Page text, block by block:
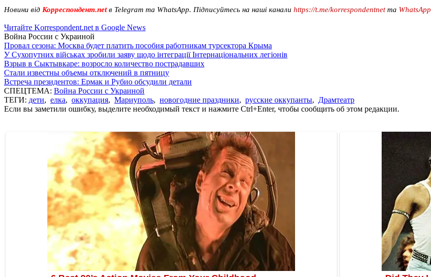
Новини від Корреспондент.netв Telegram та WhatsApp. Підписуйтесь на наші канали https://t.me/korrespondentnetта WhatsApp
Читайте Korrespondent.net в Google News
Война России с Украиной
Провал сезона: Москва будет платить пособия работникам турсектора Крыма
У Сухопутних військах зробили заяву щодо інтеграції Інтернаціональних легіонів
Взрыв в Сыктывкаре: возросло количество пострадавших
Стали известны объемы отключений в пятницу
Встреча президентов: Ермак и Рубио обсудили детали
СПЕЦТЕМА: Война России с Украиной
ТЕГИ: дети, елка, оккупация, Мариуполь, новогодние праздники, русские оккупанты, Драмтеатр
Если вы заметили ошибку, выделите необходимый текст и нажмите Ctrl+Enter, чтобы сообщить об этом редакции.